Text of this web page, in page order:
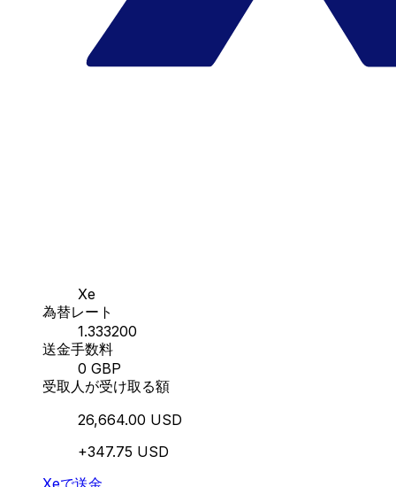
Xe
為替レート
1.333200
送金手数料
0 GBP
受取人が受け取る額
26,664.00 USD
+347.75 USD